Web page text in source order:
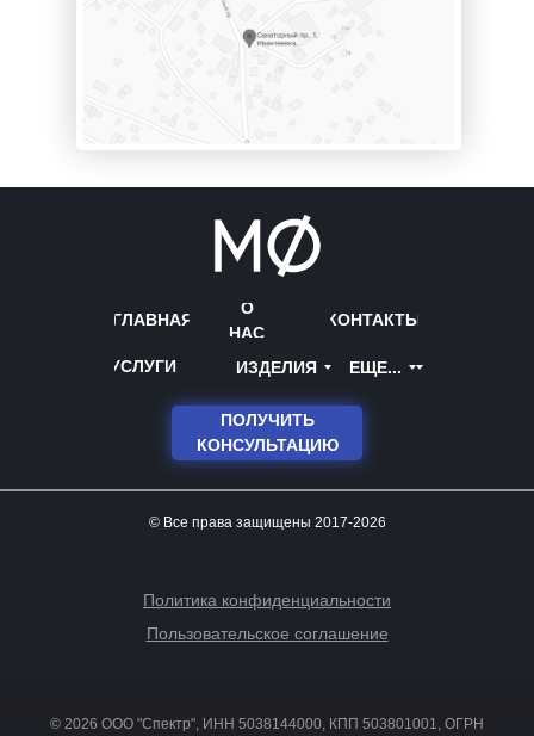
ПОЛУЧИТЬ
КОНСУЛЬТАЦИЮ
© Все права защищены 2017-2026
Политика конфиденциальности
Пользовательское соглашение
ЕЩЕ...
КОНТАКТЫ
ИЗДЕЛИЯ
УСЛУГИ
О
НАС
ГЛАВНАЯ
© 2026 ООО "Спектр", ИНН 5038144000, КПП 503801001, ОГРН